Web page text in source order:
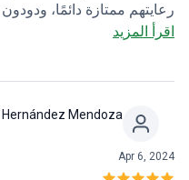
رعايتهم ممتازة دائمًا،
وكان ردهم سريعًا. عندما
وصبورة معي. قامت بعمل
أضراسي!
اقرأ المزيد
Mendoza
Apr 6, 2024